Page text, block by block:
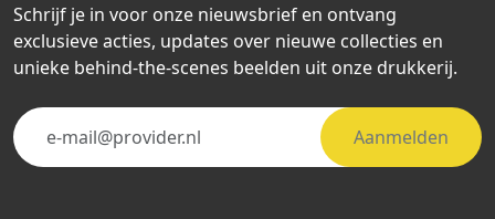
Schrijf je in voor onze nieuwsbrief en ontvang
exclusieve acties, updates over nieuwe collecties en
unieke behind-the-scenes beelden uit onze drukkerij.
Aanmelden